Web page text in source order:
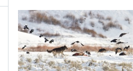
გადახედვა